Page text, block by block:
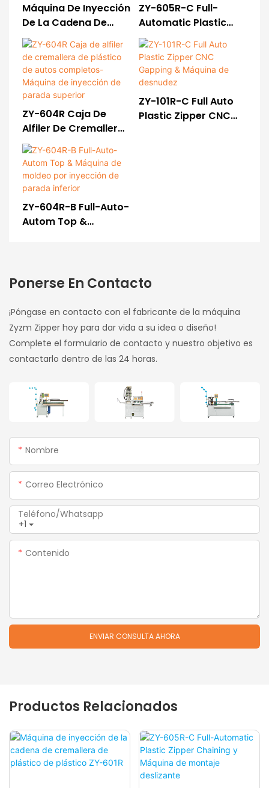
Máquina De Inyección
De La Cadena De
Cremallera De
Plástico De Plástico
ZY-601R
ZY-605R-C Full-
Automatic Plastic
Zipper Chaining Y
Máquina De Montaje
Deslizante
ZY-604R Caja De
Alfiler De Cremallera
De Plástico De Autos
Completos-Máquina
De Inyección De
Parada Superior
ZY-101R-C Full Auto
Plastic Zipper CNC
ZY-604R-B Full-Auto-
Autom Top &
Ponerse En Contacto
¡Póngase en contacto con el fabricante de la máquina
Zyzm Zipper hoy para dar vida a su idea o diseño!
Complete el formulario de contacto y nuestro objetivo es
contactarlo dentro de las 24 horas.
Nombre
Correo Electrónico
+1
Teléfono/whatsapp
Contenido
ENVIAR CONSULTA AHORA
Productos Relacionados